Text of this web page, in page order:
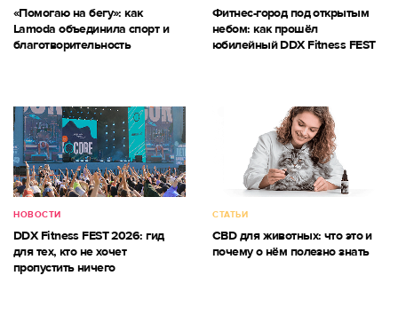
«Помогаю на бегу»: как
Lamoda объединила спорт и
благотворительность
Фитнес-город под открытым
небом: как прошёл
юбилейный DDX Fitness FEST
НОВОСТИ
DDX Fitness FEST 2026: гид
для тех, кто не хочет
пропустить ничего
СТАТЬИ
CBD для животных: что это и
почему о нём полезно знать